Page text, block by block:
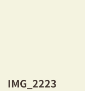
保
IMG_2223